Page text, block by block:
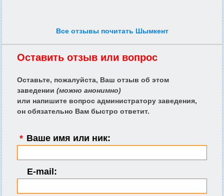
Все отзывы почитать Шымкент
Оставить отзыв или вопрос
Оставьте, пожалуйста, Ваш отзыв об этом
заведении (можно анонимно)
или напишите вопрос администратору заведения,
он обязательно Вам быстро ответит.
* Ваше имя или ник:
E-mail: